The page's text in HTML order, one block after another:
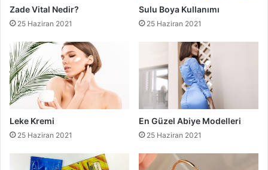
Zade Vital Nedir?
25 Haziran 2021
Sulu Boya Kullanımı
25 Haziran 2021
Leke Kremi
25 Haziran 2021
En Güzel Abiye Modelleri
25 Haziran 2021